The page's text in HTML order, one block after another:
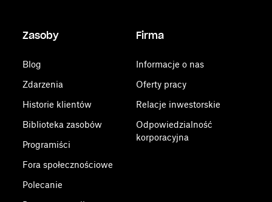
Zasoby
Blog
Zdarzenia
Historie klientów
Biblioteka zasobów
Programiści
Fora społecznościowe
Polecanie
Firma
Informacje o nas
Oferty pracy
Relacje inwestorskie
Odpowiedzialność
korporacyjna